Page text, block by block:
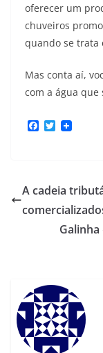
oferecer um
chuveiros
quando se trata
Mas conta aí,
com a água
a
o
T
w
r
A cadeia